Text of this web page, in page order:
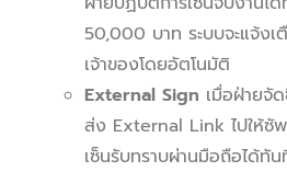
50,000 บาท ระบบจะแจ้งเ
เจ้าของโดยอัตโนมัติ
External Sign เมื่อฝ่ายจั
ส่ง External Link ไปให้ซั
เซ็นรับทราบผ่านมือถือได้ทัน